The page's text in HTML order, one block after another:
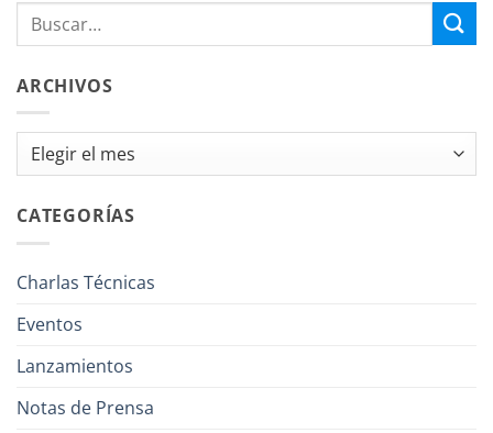
ARCHIVOS
Archivos
CATEGORÍAS
Charlas Técnicas
Eventos
Lanzamientos
Notas de Prensa